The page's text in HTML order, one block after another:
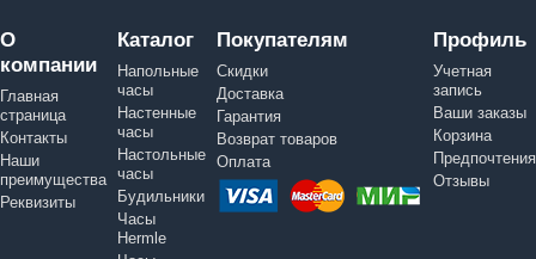
О
компании
Главная
страница
Контакты
Наши
преимущества
Реквизиты
Каталог
Напольные
часы
Настенные
часы
Настольные
часы
Будильники
Часы
Hermle
Покупателям
Скидки
Доставка
Гарантия
Возврат товаров
Оплата
Профиль
Учетная
запись
Ваши заказы
Корзина
Предпочтения
Отзывы